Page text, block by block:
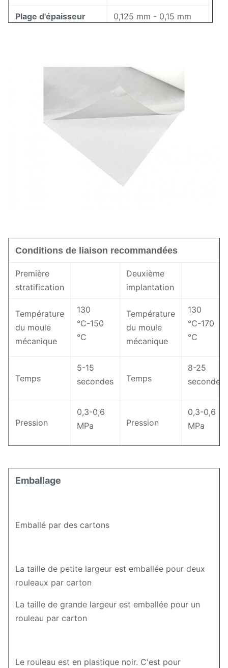
Plage d'épaisseur 0,125 mm - 0,15 mm
110-145℃
12±5cm³/10min
1,18 ± 0,02 g/cm³
Conditions de liaison recommandées
Première
stratification
Deuxième
implantation
Température
du moule
mécanique
130
℃-150
℃
Température
du moule
mécanique
130
℃-170
℃
Temps
5-15
secondes
Temps
8-25
secondes
Pression
0,3-0,6
MPa
Pression
0,3-0,6
MPa
Emballage
Emballé par des cartons
La taille de petite largeur est emballée pour deux
rouleaux par carton
La taille de grande largeur est emballée pour un
rouleau par carton
Le rouleau est en plastique noir. C'est pour